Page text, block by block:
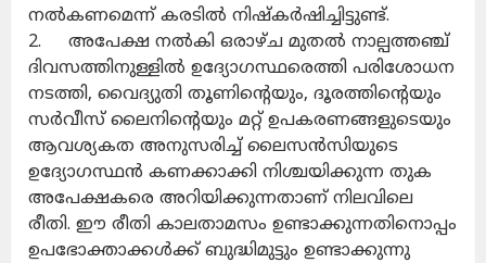
നൽകണമെന്ന് കരടിൽ നിഷ്‌കർഷിച്ചിട്ടുണ്ട്.
2. അപേക്ഷ നൽകി ഒരാഴ്ച മുതൽ നാല്പത്തഞ്ച്
ദിവസത്തിനുള്ളിൽ ഉദ്യോഗസ്ഥരെത്തി പരിശോധന
നടത്തി, വൈദ്യുതി തൂണിന്റെയും, ദൂരത്തിന്റെയും
സർവീസ് ലൈനിന്റെയും മറ്റ് ഉപകരണങ്ങളുടെയും
ആവശ്യകത അനുസരിച്ച് ലൈസൻസിയുടെ
ഉദ്യോഗസ്ഥൻ കണക്കാക്കി നിശ്ചയിക്കുന്ന തുക
അപേക്ഷകരെ അറിയിക്കുന്നതാണ് നിലവിലെ
രീതി. ഈ രീതി കാലതാമസം ഉണ്ടാക്കുന്നതിനൊപ്പം
ഉപഭോക്താക്കൾക്ക് ബുദ്ധിമുട്ടും ഉണ്ടാക്കുന്നു